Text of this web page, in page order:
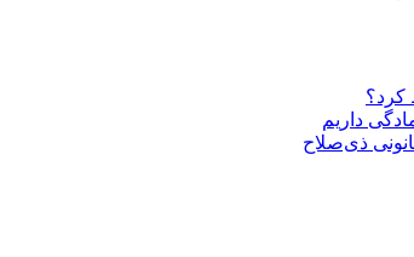
کرد؟
داریم
ذی‌‏صلاح